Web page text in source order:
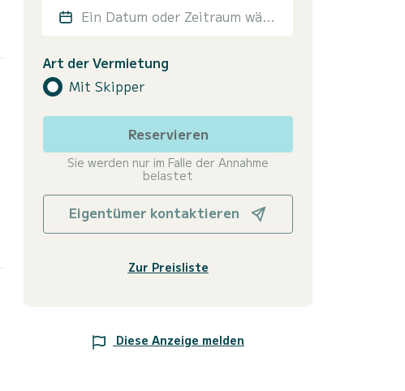
Ein Datum oder Zeitraum wählen
Art der Vermietung
Mit Skipper
Reservieren
Sie werden nur im Falle der Annahme
belastet
Eigentümer kontaktieren
Zur Preisliste
Diese Anzeige melden